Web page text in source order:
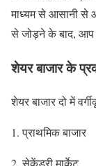
माध्यम से आसानी
से जोड़ने के बाद, आप
शेयर बाजार के
शेयर बाजार दो में
1. प्राथमिक बाजार